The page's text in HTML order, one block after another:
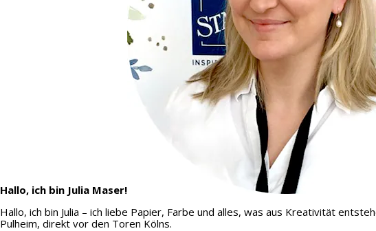
Hallo, ich bin Julia Maser!
Hallo, ich bin Julia – ich liebe Papier, Farbe und alles, was aus Kreativität
Pulheim, direkt vor den Toren Kölns.